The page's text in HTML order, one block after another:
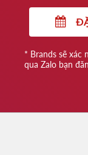
* Brands sẽ xác
qua Zalo bạn